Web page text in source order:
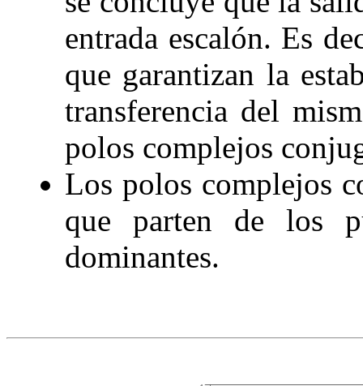
entrada escalón. Es
que garantizan la
transferencia del
polos complejos
Los polos complejos
que parten de los
dominantes.